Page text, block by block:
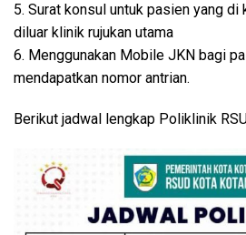
5. Surat konsul untuk pasien yang
diluar klinik rujukan utama
6. Menggunakan Mobile JKN bagi
mendapatkan nomor antrian.
Berikut jadwal lengkap Poliklinik